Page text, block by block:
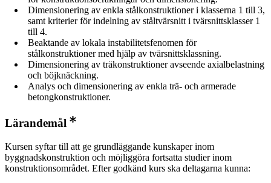
Dimensionering av enkla stålkonstruktioner i klasserna 1 till 3,
samt kriterier för indelning av ståltvärsnitt i tvärsnittsklasser 1
till 4.
Beaktande av lokala instabilitetsfenomen för
stålkonstruktioner med hjälp av tvärsnittsklassning.
Dimensionering av träkonstruktioner avseende axialbelastning
och böjknäckning.
Analys och dimensionering av enkla trä- och armerade
betongkonstruktioner.
Lärandemål
Kursen syftar till att ge grundläggande kunskaper inom
byggnadskonstruktion och möjliggöra fortsatta studier inom
konstruktionsområdet. Efter godkänd kurs ska deltagarna kunna: